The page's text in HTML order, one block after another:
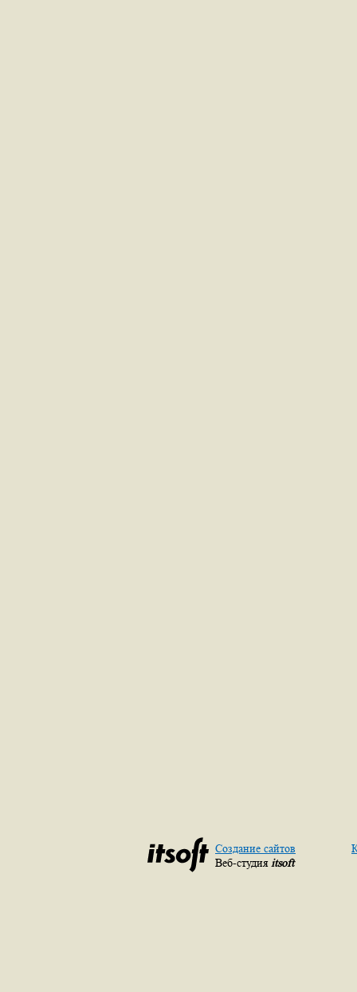
Создание сайтов
Веб-студия itsoft